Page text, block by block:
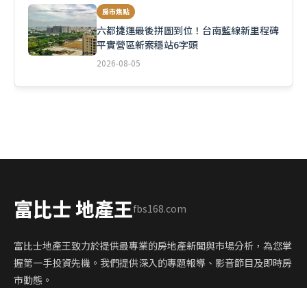
房市焦點
六都捷運最後拼圖到位！台南藍線新里程碑
平實營區新案穩站6字頭
2026-08-05
富比士 地產王fbs168.com
富比士地產王致力於提供最專業的房地產新聞與市場分析，為您掌
握第一手投資先機。我們提供深入的專題報導、影音節目及即時房
市動態。